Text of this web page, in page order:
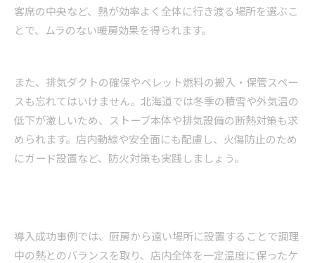
客席の中央など、熱が効率よく全体に行き渡る場所を選ぶこ
とで、ムラのない暖房効果を得られます。
また、排気ダクトの確保やペレット燃料の搬入・保管スペー
スも忘れてはいけません。北海道では冬季の積雪や外気温の
低下が激しいため、ストーブ本体や排気設備の断熱対策も求
められます。店内動線や安全面にも配慮し、火傷防止のため
にガード設置など、防火対策も実践しましょう。
導入成功事例では、厨房から遠い場所に設置することで調理
中の熱とのバランスを取り、店内全体を一定温度に保ったケ